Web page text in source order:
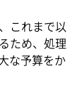
これまで以
ため、処理
な予算をか